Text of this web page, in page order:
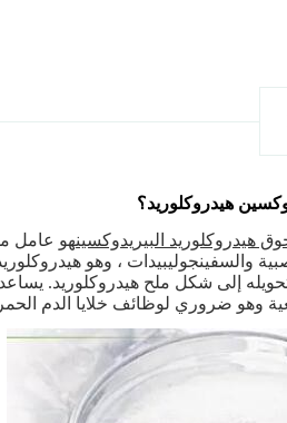
هيدروكلوريد؟
هيدروكلوريد البيريدوكسينهو عامل
والسفينجوليبيدات ، وهو
تحويله إلى شكل ملح هيدروكلوريد.
وهو ضروري لوظائف خلايا الدم